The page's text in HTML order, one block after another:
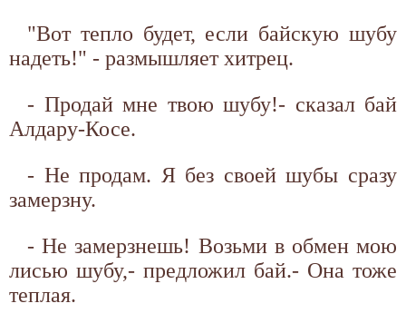
"Вот тепло будет, если байскую шубу
надеть!" - размышляет хитрец.
- Продай мне твою шубу!- сказал бай
Алдару-Косе.
- Не продам. Я без своей шубы сразу
замерзну.
- Не замерзнешь! Возьми в обмен мою
лисью шубу,- предложил бай.- Она тоже
теплая.